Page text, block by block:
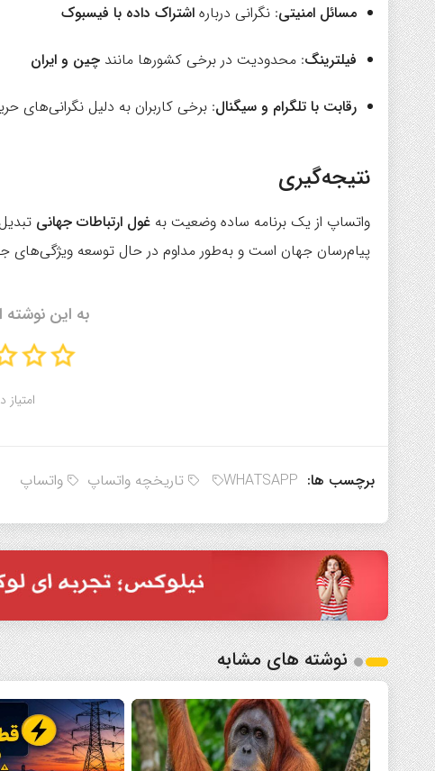
مسائل امنیتی: نگرانی درباره اشتراک داده با فیسبوک
فیلترینگ: محدودیت در برخی کشورها مانند چین و ایران
رقابت با تلگرام و سیگنال: برخی کاربران به دلیل نگرانی‌های
نتیجه‌گیری
واتساپ از یک برنامه ساده وضعیت به غول ارتباطات جهانی
پیام‌رسان جهان است و به‌طور مداوم در حال توسعه ویژگی‌های
به این نوشته
برچسب ها: WHATSAPP تاریخچه واتساپ واتساپ
نوشته های مشابه